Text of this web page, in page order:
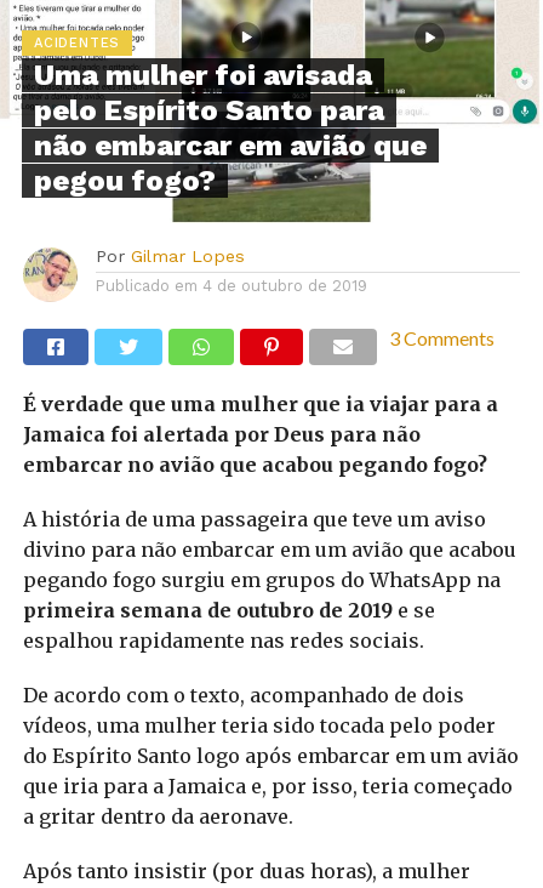
ACIDENTES
Uma mulher foi avisada
pelo Espírito Santo para
não embarcar em avião que
pegou fogo?
Por Gilmar Lopes
Publicado em 4 de outubro de 2019
3 Comments
É verdade que uma mulher que ia viajar para a
Jamaica foi alertada por Deus para não
embarcar no avião que acabou pegando fogo?
A história de uma passageira que teve um aviso
divino para não embarcar em um avião que acabou
pegando fogo surgiu em grupos do WhatsApp na
primeira semana de outubro de 2019e se
espalhou rapidamente nas redes sociais.
De acordo com o texto, acompanhado de dois
vídeos, uma mulher teria sido tocada pelo poder
do Espírito Santo logo após embarcar em um avião
que iria para a Jamaica e, por isso, teria começado
a gritar dentro da aeronave.
Após tanto insistir (por duas horas), a mulher